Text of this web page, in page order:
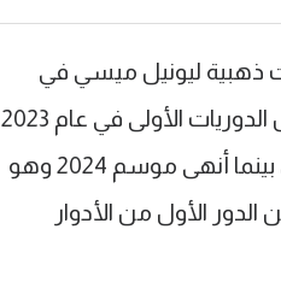
ذهبية ليونيل ميسي في
صيف 2023، اعتاد إنتر ميامي على سحق المنافسين. فقد فاز بكأس الدوريات الأولى في عام 2023
ووصل إلى نهائي كأس الولايات المتحدة المفتوحة في نفس العام، بينما أنهى موسم 2024 وهو
الأول من الأدوار